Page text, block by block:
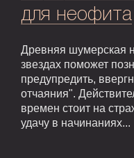
для неофита
Древняя шумерская
звездах поможет
предупредить,
отчаяния".
времен стоит на
удачу в начинаниях...